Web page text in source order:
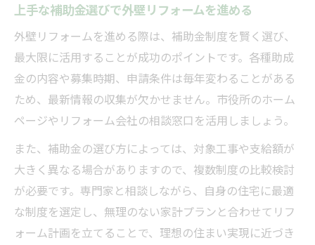
上手な補助金選びで外壁リフォームを進める
外壁リフォームを進める際は、補助金制度を賢く選び、
最大限に活用することが成功のポイントです。各種助成
金の内容や募集時期、申請条件は毎年変わることがある
ため、最新情報の収集が欠かせません。市役所のホーム
ページやリフォーム会社の相談窓口を活用しましょう。
また、補助金の選び方によっては、対象工事や支給額が
大きく異なる場合がありますので、複数制度の比較検討
が必要です。専門家と相談しながら、自身の住宅に最適
な制度を選定し、無理のない家計プランと合わせてリフ
ォーム計画を立てることで、理想の住まい実現に近づき